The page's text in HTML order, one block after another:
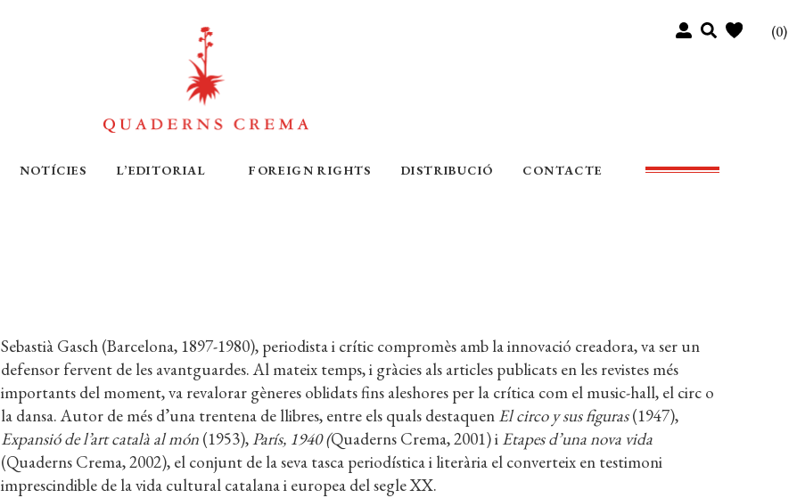
(0)
NOTÍCIES L’EDITORIAL FOREIGN RIGHTS DISTRIBUCIÓ CONTACTE
Sebastià Gasch (Barcelona, 1897-1980), periodista i crític compromès amb la innovació creadora, va ser un
defensor fervent de les avantguardes. Al mateix temps, i gràcies als articles publicats en les revistes més
importants del moment, va revalorar gèneres oblidats fins aleshores per la crítica com el music-hall, el circ o
la dansa. Autor de més d’una trentena de llibres, entre els quals destaquen El circo y sus figuras(1947),
Expansió de l’art català al món(1953),París, 1940 (Quaderns Crema, 2001) i Etapes d’una nova vida
(Quaderns Crema, 2002), el conjunt de la seva tasca periodística i literària el converteix en testimoni
imprescindible de la vida cultural catalana i europea del segle XX.